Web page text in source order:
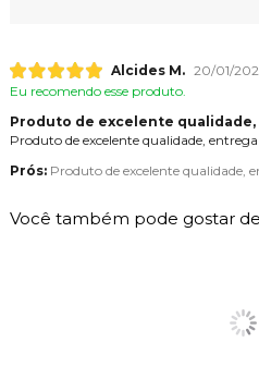
Alcides M. 20/01/
Eu recomendo esse produto.
Produto de excelente
Produto de excelente qualidade,
Prós: Produto de excelente qualidade,
Você também pode gostar de